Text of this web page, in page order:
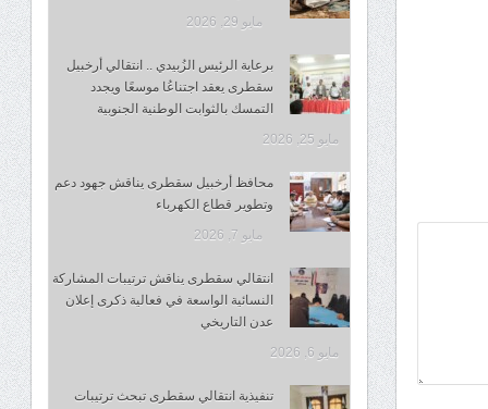
مايو 29, 2026
برعاية الرئيس الزُبيدي .. انتقالي أرخبيل
سقطرى يعقد اجتناعُا موسعًا ويجدد
التمسك بالثوابت الوطنية الجنوبية
مايو 25, 2026
محافظ أرخبيل سقطرى يناقش جهود دعم
وتطوير قطاع الكهرباء
مايو 7, 2026
انتقالي سقطرى يناقش ترتيبات المشاركة
النسائية الواسعة في فعالية ذكرى إعلان
عدن التاريخي
مايو 6, 2026
تنفيذية انتقالي سقطرى تبحث ترتيبات